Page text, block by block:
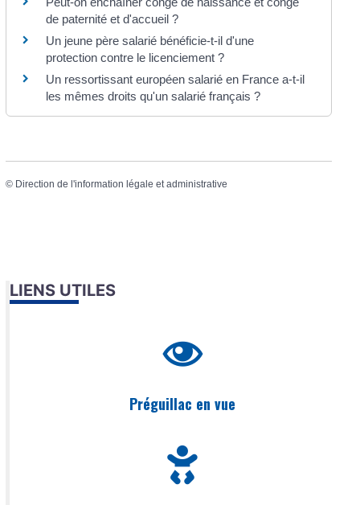
de paternité et d'accueil ?
Un jeune père salarié bénéficie-t-il d'une
protection contre le licenciement ?
Un ressortissant européen salarié en France a-t-il
les mêmes droits qu'un salarié français ?
© Direction de l'information légale et administrative
LIENS UTILES
Préguillac en vue